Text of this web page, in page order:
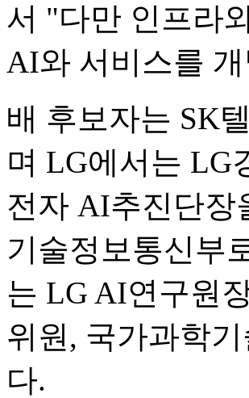
서 "다만 인프라
AI와 서비스를
배 후보자는 SK
며 LG에서는 LG
전자 AI추진단장
기술정보통신부
는 LG AI연구원
위원, 국가과학
다.